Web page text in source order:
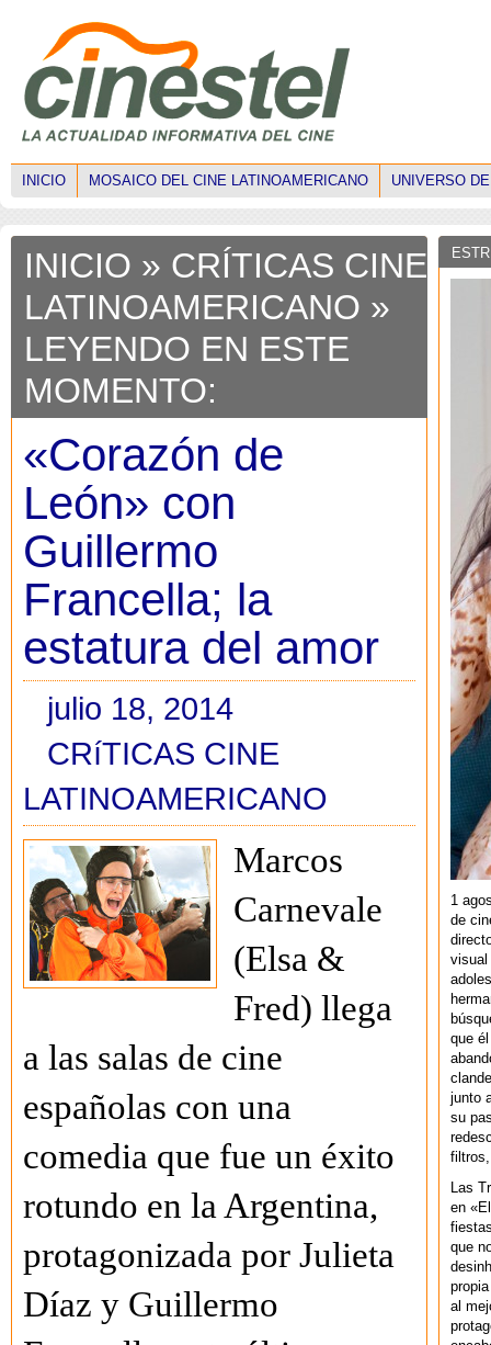
INICIO MOSAICO DEL CINE LATINOAMERICANO UNIVERSO
INICIO » CRÍTICAS CINE
LATINOAMERICANO »
LEYENDO EN ESTE
MOMENTO:
«Corazón de
León» con
Guillermo
Francella; la
estatura del amor
julio 18, 2014
CRíTICAS CINE
LATINOAMERICANO
Marcos
Carnevale
(Elsa &
Fred) llega
a las salas de cine
españolas con una
comedia que fue un éxito
rotundo en la Argentina,
protagonizada por Julieta
Díaz y Guillermo
1
de
visual
que
junto
su
filtros,
Las
en
que
al